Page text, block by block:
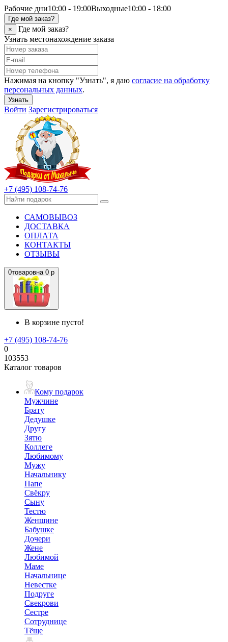
Рабочие дни10:00 - 19:00Выходные10:00 - 18:00
Где мой заказ?
×
Где мой заказ?
Узнать местонахождение заказа
Нажимая на кнопку "Узнать", я даю согласие на обработку
персональных данных.
Узнать
Войти Зарегистрироваться
+7 (495) 108-74-76
САМОВЫВОЗ
ДОСТАВКА
ОПЛАТА
КОНТАКТЫ
ОТЗЫВЫ
0товаровна 0 р
В корзине пусто!
+7 (495) 108-74-76
0
103553
Каталог товаров
Кому подарок
Мужчине
Брату
Дедушке
Другу
Зятю
Коллеге
Любимому
Мужу
Начальнику
Папе
Свёкру
Сыну
Тестю
Женщине
Бабушке
Дочери
Жене
Любимой
Маме
Начальнице
Невестке
Подруге
Свекрови
Сестре
Сотруднице
Тёще